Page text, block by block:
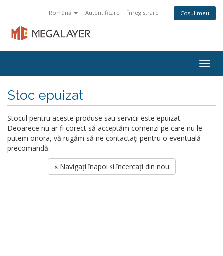
Română Autentificare Înregistrare Coșul meu
Stoc epuizat
Stocul pentru aceste produse sau servicii este epuizat.
Deoarece nu ar fi corect să acceptăm comenzi pe care nu le
putem onora, vă rugăm să ne contactaţi pentru o eventuală
precomandă.
« Navigați înapoi și încercați din nou